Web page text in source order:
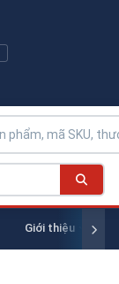
Giới thiệu